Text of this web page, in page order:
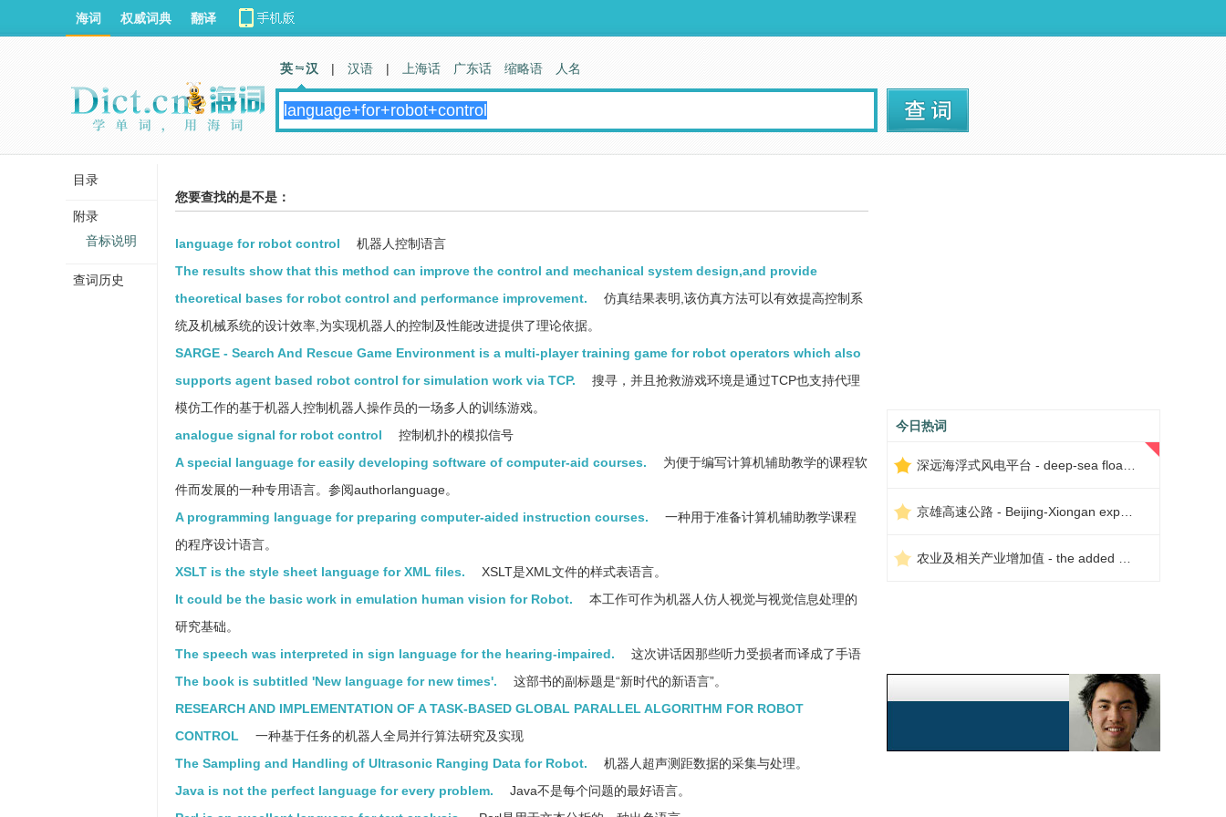
您要查找的是不是：
language for robot control
机器人控制语言
The results show that this method can improve the control and mechanical system design,and provide
theoretical bases for robot control and performance improvement.
仿真结果表明,该仿真方法可以有效提高控制系
统及机械系统的设计效率,为实现机器人的控制及性能改进提供了理论依据。
SARGE - Search And Rescue Game Environment is a multi-player training game for robot operators which also
supports agent based robot control for simulation work via TCP.
搜寻，并且抢救游戏环境是通过TCP也支持代理
模仿工作的基于机器人控制机器人操作员的一场多人的训练游戏。
analogue signal for robot control
控制机扑的模拟信号
A special language for easily developing software of computer-aid courses.
为便于编写计算机辅助教学的课程软
件而发展的一种专用语言。参阅authorlanguage。
A programming language for preparing computer-aided instruction courses.
一种用于准备计算机辅助教学课程
的程序设计语言。
XSLT is the style sheet language for XML files.
XSLT是XML文件的样式表语言。
It could be the basic work in emulation human vision for Robot.
本工作可作为机器人仿人视觉与视觉信息处理的
研究基础。
The speech was interpreted in sign language for the hearing-impaired.
这次讲话因那些听力受损者而译成了手语
The book is subtitled 'New language for new times'.
这部书的副标题是“新时代的新语言”。
RESEARCH AND IMPLEMENTATION OF A TASK-BASED GLOBAL PARALLEL ALGORITHM FOR ROBOT
CONTROL
一种基于任务的机器人全局并行算法研究及实现
The Sampling and Handling of Ultrasonic Ranging Data for Robot.
机器人超声测距数据的采集与处理。
Java is not the perfect language for every problem.
Java不是每个问题的最好语言。
今日热词
海词 权威词典 翻译
英 汉 | 汉语 | 上海话 广东话 缩略语 人名
目录
附录
音标说明
查词历史